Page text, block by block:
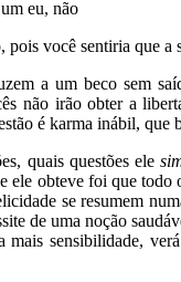
eu, não
você sentiria que a
a um beco sem
irão obter a
é karma inábil,
quais questões ele
obteve foi que
se resumem
de uma noção
sensibilidade,